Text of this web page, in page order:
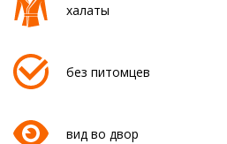
халаты
без питомцев
вид во двор